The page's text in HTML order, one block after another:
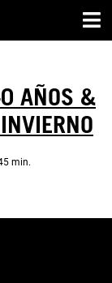
AÑOS &
min.